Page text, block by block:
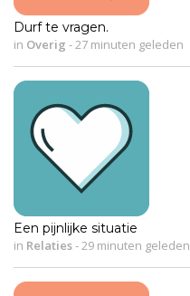
Durf te vragen.
in Overig - 27 minuten geleden
Een pijnlijke situatie
in Relaties- 29 minuten geleden